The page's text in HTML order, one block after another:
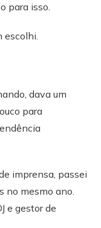
para isso.
escolhi.
dava um
para
imprensa, passei
no mesmo ano.
e gestor de